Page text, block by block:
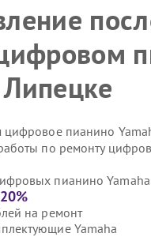
пианино
по ремонту
пианино Yamaha
20%
на ремонт
Yamaha